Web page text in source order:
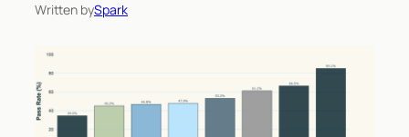
Written bySpark